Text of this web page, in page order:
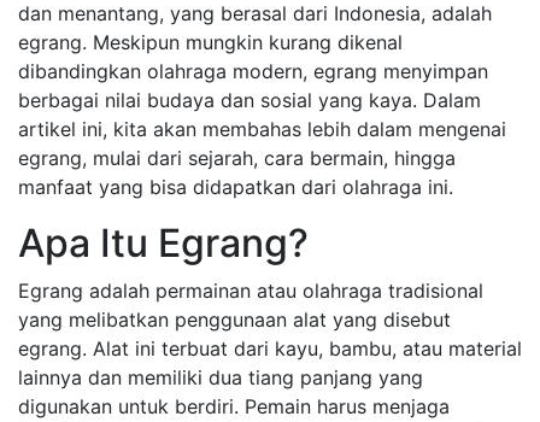
dan menantang, yang berasal dari Indonesia, adalah
egrang. Meskipun mungkin kurang dikenal
dibandingkan olahraga modern, egrang menyimpan
berbagai nilai budaya dan sosial yang kaya. Dalam
artikel ini, kita akan membahas lebih dalam mengenai
egrang, mulai dari sejarah, cara bermain, hingga
manfaat yang bisa didapatkan dari olahraga ini.
Apa Itu Egrang?
Egrang adalah permainan atau olahraga tradisional
yang melibatkan penggunaan alat yang disebut
egrang. Alat ini terbuat dari kayu, bambu, atau material
lainnya dan memiliki dua tiang panjang yang
digunakan untuk berdiri. Pemain harus menjaga